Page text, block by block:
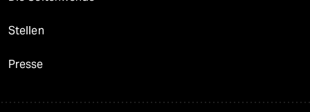
Stellen
Presse